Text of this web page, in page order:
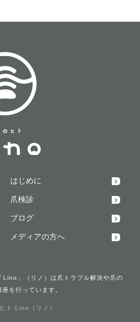
はじめに
爪検診
ブログ
メディアの方へ
Lino」（リノ）は爪トラブル解決や爪の
を行っています。
ト Lino（リノ）